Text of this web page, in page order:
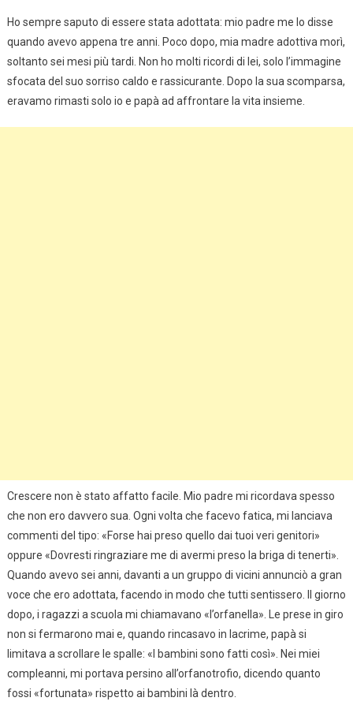
Ho sempre saputo di essere stata adottata: mio padre me lo disse
quando avevo appena tre anni. Poco dopo, mia madre adottiva morì,
soltanto sei mesi più tardi. Non ho molti ricordi di lei, solo l’immagine
sfocata del suo sorriso caldo e rassicurante. Dopo la sua scomparsa,
eravamo rimasti solo io e papà ad affrontare la vita insieme.
Crescere non è stato affatto facile. Mio padre mi ricordava spesso
che non ero davvero sua. Ogni volta che facevo fatica, mi lanciava
commenti del tipo: «Forse hai preso quello dai tuoi veri genitori»
oppure «Dovresti ringraziare me di avermi preso la briga di tenerti».
Quando avevo sei anni, davanti a un gruppo di vicini annunciò a gran
voce che ero adottata, facendo in modo che tutti sentissero. Il giorno
dopo, i ragazzi a scuola mi chiamavano «l’orfanella». Le prese in giro
non si fermarono mai e, quando rincasavo in lacrime, papà si
limitava a scrollare le spalle: «I bambini sono fatti così». Nei miei
compleanni, mi portava persino all’orfanotrofio, dicendo quanto
fossi «fortunata» rispetto ai bambini là dentro.